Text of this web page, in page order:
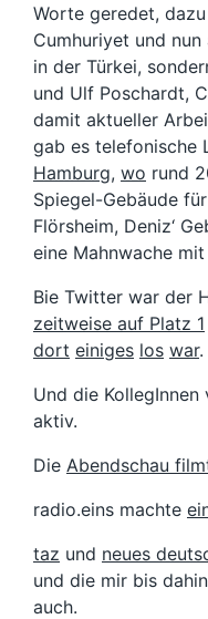
Worte geredet, dazu
Cumhuriyet und
in der Türkei,
und Ulf Poschardt,
damit aktueller
gab es telefonische
Hamburg, wo rund
Spiegel-Gebäude
Flörsheim, Deniz‘
eine Mahnwache
Bie Twitter war der
zeitweise auf Platz 1
dort einiges los war.
Und die
aktiv.
Die Abendschau
radio.eins machte
taz und neues
und die mir bis
auch.